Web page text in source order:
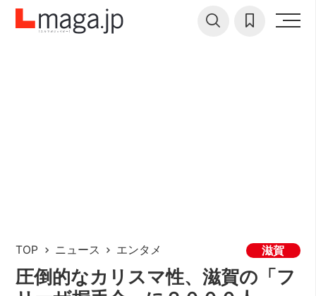
TOP ニュース エンタメ 滋賀
圧倒的なカリスマ性、滋賀の「フ